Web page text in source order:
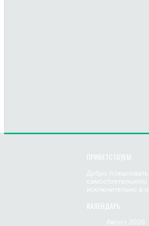
ПРИВЕТСТВУЕМ
Добро
исключительно в
КАЛЕНДАРЬ
Август 2026